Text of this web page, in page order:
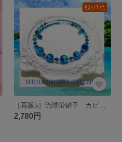
残り1点
［再販5］琉球蛍硝子 カビラブルーを花束にして💐 シングル ワイヤーブレスレット #石垣島#minne_new #蛍ガラス #海 #ホタルガラス #川平湾
2,780円